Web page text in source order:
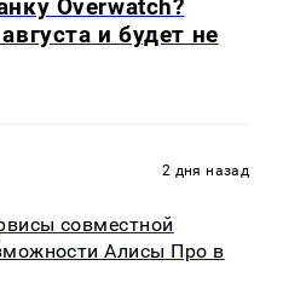
Overwatch?
и будет не
2 дня назад
совместной
Алисы Про в